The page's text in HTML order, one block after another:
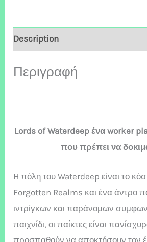
Description
Περιγραφή
Lords of Waterdeep ένα worker
που πρέπει να
H πόλη του Waterdeep είναι το
Forgotten Realms και ένα άντρο
ιντρίγκων και παράνομων
παιχνίδι, οι παίκτες είναι
προσπαθούν να αποκτήσουν τον